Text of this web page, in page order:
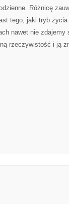
Różnicę
tego, jaki tryb
nawet nie zdajemy
rzeczywistość i ją